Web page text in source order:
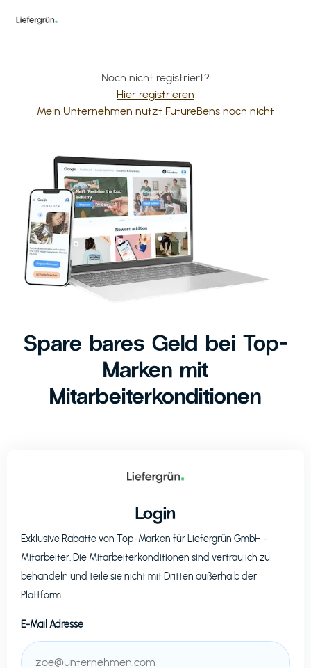
Noch nicht registriert?
Hier registrieren
Mein Unternehmen nutzt FutureBens noch nicht
Spare bares Geld bei Top-
Marken mit
Mitarbeiterkonditionen
Login
Exklusive Rabatte von Top-Marken für Liefergrün GmbH -
Mitarbeiter. Die Mitarbeiterkonditionen sind vertraulich zu
behandeln und teile sie nicht mit Dritten außerhalb der
Plattform.
E-Mail Adresse